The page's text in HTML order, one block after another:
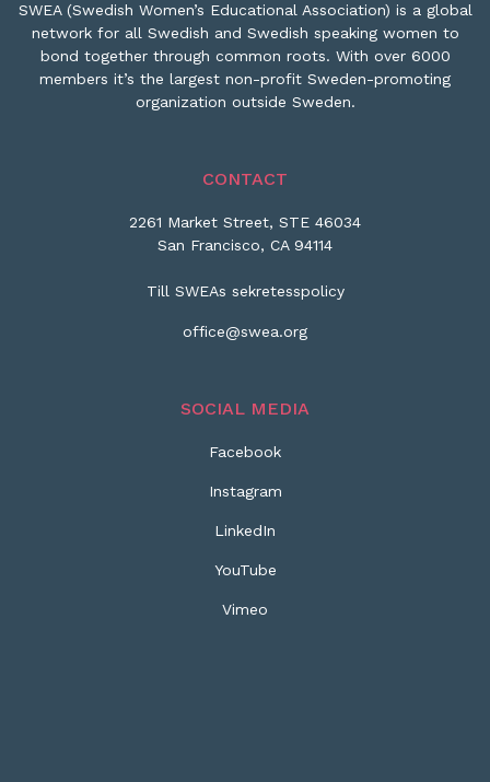
SWEA (Swedish Women’s Educational Association) is a global
network for all Swedish and Swedish speaking women to
bond together through common roots. With over 6000
members it’s the largest non-profit Sweden-promoting
organization outside Sweden.
CONTACT
2261 Market Street, STE 46034
San Francisco, CA 94114
Till SWEAs sekretesspolicy
office@swea.org
SOCIAL MEDIA
Facebook
Instagram
LinkedIn
YouTube
Vimeo